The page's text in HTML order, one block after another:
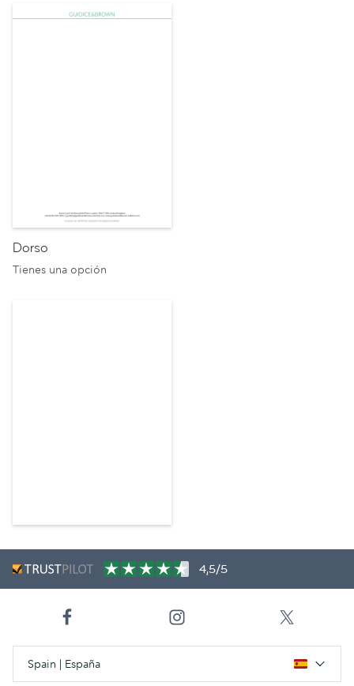
Dorso
Tienes una opción
4,5/5
Spain | España